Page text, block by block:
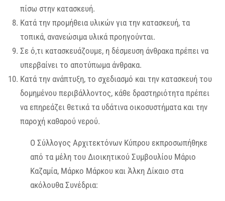
πίσω στην κατασκευή.
Κατά την προμήθεια υλικών για την κατασκευή, τα
τοπικά, ανανεώσιμα υλικά προηγούνται.
Σε ό,τι κατασκευάζουμε, η δέσμευση άνθρακα πρέπει να
υπερβαίνει το αποτύπωμα άνθρακα.
Κατά την ανάπτυξη, το σχεδιασμό και την κατασκευή του
δομημένου περιβάλλοντος, κάθε δραστηριότητα πρέπει
να επηρεάζει θετικά τα υδάτινα οικοσυστήματα και την
παροχή καθαρού νερού.
Ο Σύλλογος Αρχιτεκτόνων Κύπρου εκπροσωπήθηκε
από τα μέλη του Διοικητικού Συμβουλίου Μάριο
Καζαμία, Μάρκο Μάρκου και Άλκη Δίκαιο στα
ακόλουθα Συνέδρια: